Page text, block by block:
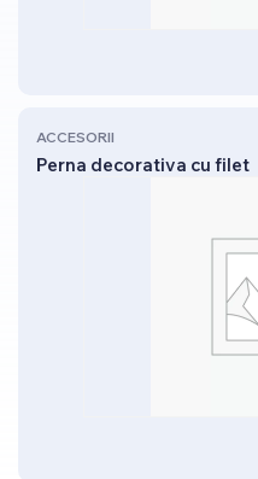
ACCESORII
Perna decorativa cu filet